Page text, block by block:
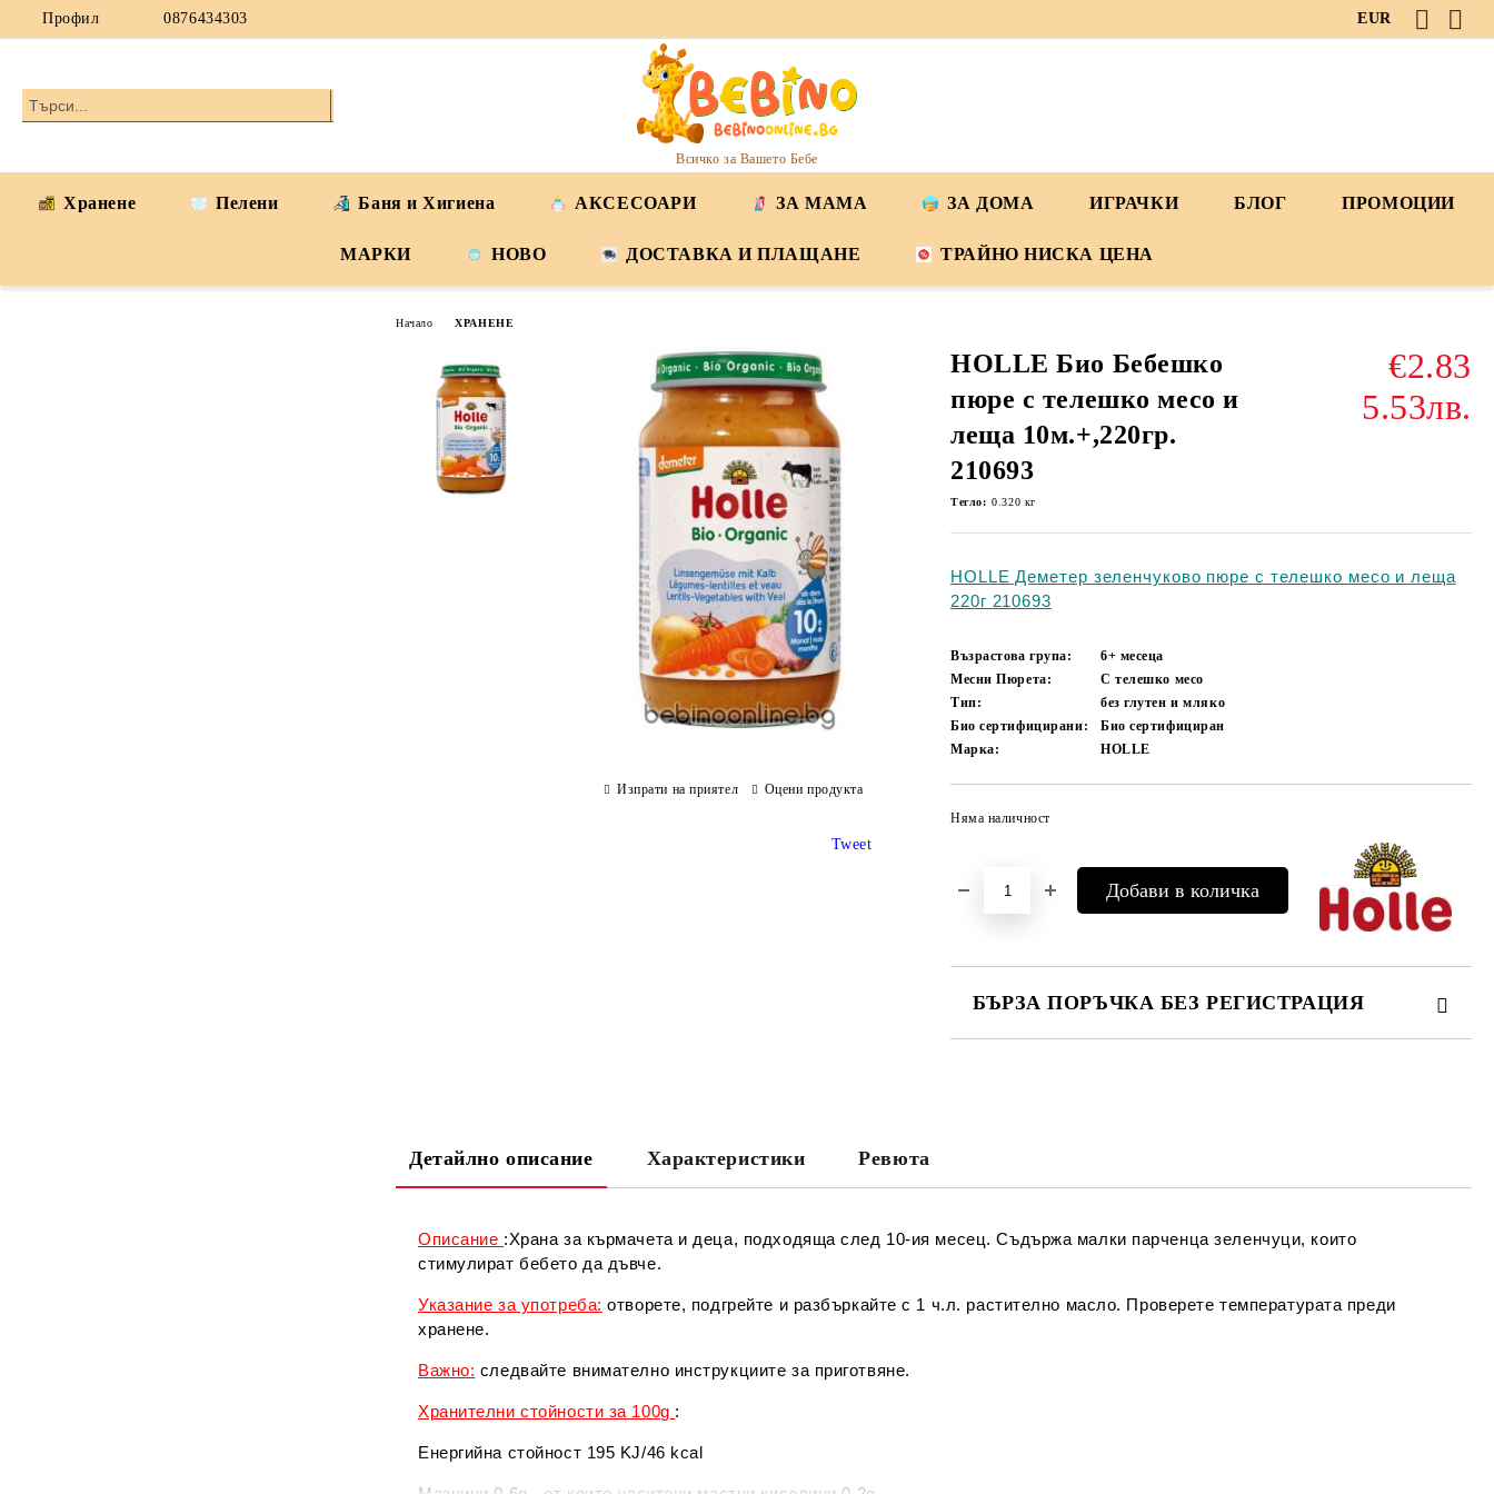
Профил 0876434303 EUR
Всичко за Вашето Бебе
Хранене Пелени Баня и Хигиена АКСЕСОАРИ ЗА МАМА ЗА ДОМА ИГРАЧКИ БЛОГ ПРОМОЦИИ
МАРКИ НОВО ДОСТАВКА И ПЛАЩАНЕ ТРАЙНО НИСКА ЦЕНА
Начало ХРАНЕНЕ
HOLLE Био Бебешко
пюре с телешко месо и
леща 10м.+,220гр.
210693
€2.83
5.53лв.
Тегло: 0.320 кг
HOLLE Деметер зеленчуково пюре с телешко месо и леща
220г 210693
Възрастова група:
6+ месеца
Месни Пюрета:
С телешко месо
Тип:
без глутен и мляко
Био сертифицирани:
Био сертифициран
Марка:
HOLLE
Няма наличност
БЪРЗА ПОРЪЧКА БЕЗ РЕГИСТРАЦИЯ
данни
Изпрати на приятел Оцени продукта
Tweet
Детайлно описание Характеристики Ревюта
Описание :Храна за кърмачета и деца, подходяща след 10-ия месец. Съдържа малки парченца зеленчуци, които
стимулират бебето да дъвче.
Указание за употреба: отворете, подгрейте и разбъркайте с 1 ч.л. растително масло. Проверете температурата преди
хранене.
Важно: следвайте внимателно инструкциите за приготвяне.
Хранителни стойности за 100g :
Енергийна стойност 195 KJ/46 kcal